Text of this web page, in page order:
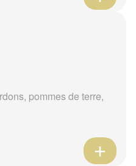
pommes de terre,